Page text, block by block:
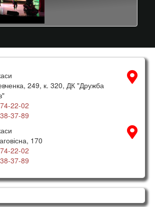
249, к. 320, ДК "Дружба
22-02
37-89
170
22-02
37-89